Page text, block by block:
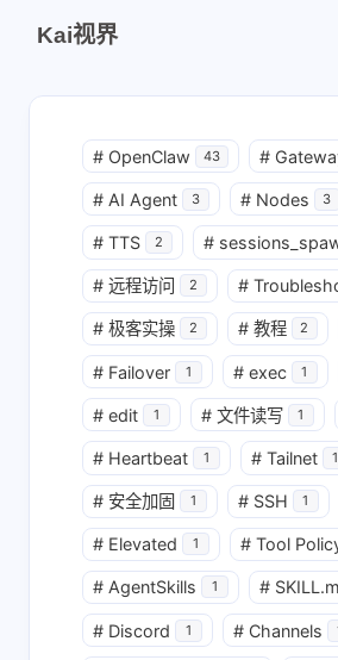
Kai视界
互动
最新评论
正在加载中...
# OpenClaw 43 #
# AI Agent 3 # Nodes 3
# TTS 2 #
# 远程访问 2 #
# 极客实操 2 # 教程 2
# Failover 1 # exec 1
# edit 1 # 文件读写 1
# Heartbeat 1 # Tailnet 1
# 安全加固 1 # SSH 1
# Elevated 1 # Tool
# AgentSkills 1 #
# Discord 1 # Channels